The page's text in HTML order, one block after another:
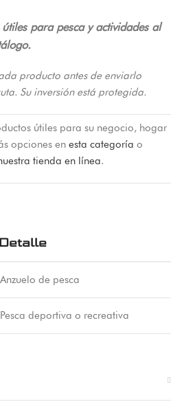
para pesca y actividades al
producto antes de enviarlo
Su inversión está protegida.
útiles para su negocio, hogar
opciones en esta categoría o
tienda en línea.
Detalle
Anzuelo de pesca
Pesca deportiva o recreativa